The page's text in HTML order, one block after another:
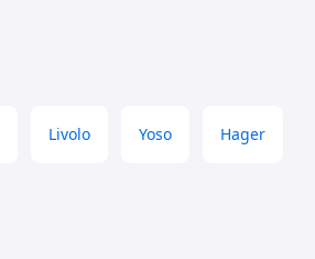
Livolo Yoso Hager